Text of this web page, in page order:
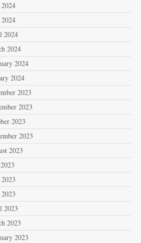
2024
2024
2024
2024
2024
2023
2023
2023
2023
2023
2023
2023
2023
2023